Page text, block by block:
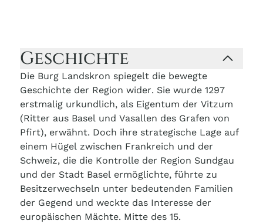
Geschichte
Die Burg Landskron spiegelt die bewegte
Geschichte der Region wider. Sie wurde 1297
erstmalig urkundlich, als Eigentum der Vitzum
(Ritter aus Basel und Vasallen des Grafen von
Pfirt), erwähnt. Doch ihre strategische Lage auf
einem Hügel zwischen Frankreich und der
Schweiz, die die Kontrolle der Region Sundgau
und der Stadt Basel ermöglichte, führte zu
Besitzerwechseln unter bedeutenden Familien
der Gegend und weckte das Interesse der
europäischen Mächte. Mitte des 15.